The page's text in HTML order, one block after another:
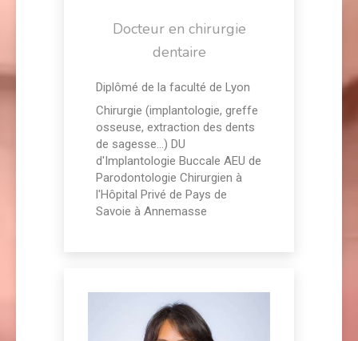
Docteur en chirurgie
dentaire
Diplômé de la faculté de Lyon
Chirurgie (implantologie, greffe
osseuse, extraction des dents
de sagesse...) DU
d'Implantologie Buccale AEU de
Parodontologie Chirurgien à
l'Hôpital Privé de Pays de
Savoie à Annemasse